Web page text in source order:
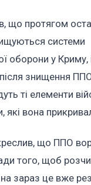
що протягом
системи
оборони у Криму,
знищення
ті елементи
які вона
що ППО
того, щоб
зараз це вже